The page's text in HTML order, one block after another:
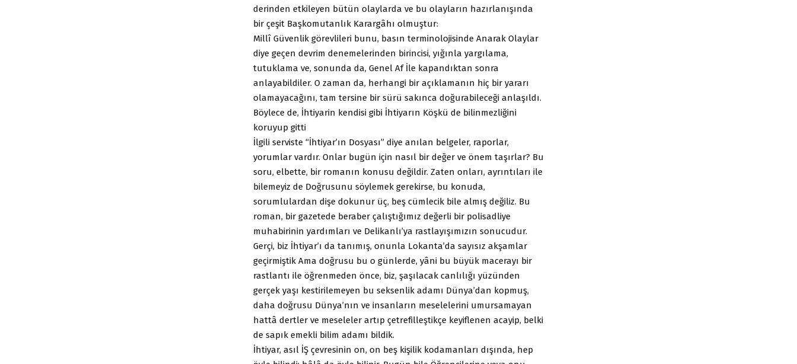
derinden etkileyen bütün olaylarda ve bu olayların hazırlanışında
bir çeşit Başkomutanlık Karargâhı olmuştur:
Millî Güvenlik görevlileri bunu, basın terminolojisinde Anarak Olaylar
diye geçen devrim denemelerinden birincisi, yığınla yargılama,
tutuklama ve, sonunda da, Genel Af İle kapandıktan sonra
anlayabildiler. O zaman da, herhangi bir açıklamanın hiç bir yararı
olamayacağını, tam tersine bir sürü sakınca doğurabileceği anlaşıldı.
Böylece de, İhtiyarin kendisi gibi İhtiyarın Köşkü de bilinmezliğini
koruyup gitti
İlgili serviste “İhtiyar’ın Dosyası” diye anılan belgeler, raporlar,
yorumlar vardır. Onlar bugün için nasıl bir değer ve önem taşırlar? Bu
soru, elbette, bir romanın konusu değildir. Zaten onları, ayrıntıları ile
bilemeyiz de Doğrusunu söylemek gerekirse, bu konuda,
sorumlulardan dişe dokunur üç, beş cümlecik bile almış değiliz. Bu
roman, bir gazetede beraber çalıştığımız değerli bir polisadliye
muhabirinin yardımları ve Delikanlı’ya rastlayışımızın sonucudur.
Gerçi, biz İhtiyar’ı da tanımış, onunla Lokanta’da sayısız akşamlar
geçirmiştik Ama doğrusu bu o günlerde, yâni bu büyük macerayı bir
rastlantı ile öğrenmeden önce, biz, şaşılacak canlılığı yüzünden
gerçek yaşı kestirilemeyen bu seksenlik adamı Dünya’dan kopmuş,
daha doğrusu Dünya’nın ve insanların meselelerini umursamayan
hattâ dertler ve meseleler artıp çetrefilleştikçe keyiflenen acayip, belki
de sapık emekli bilim adamı bildik.
İhtiyar, asıl İŞ çevresinin on, on beş kişilik kodamanları dışında, hep